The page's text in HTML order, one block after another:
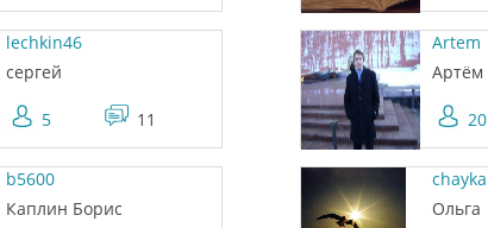
lechkin46
сергей
5 11
Artem
Артём
20
b5600
Каплин Борис
chayka
Ольга